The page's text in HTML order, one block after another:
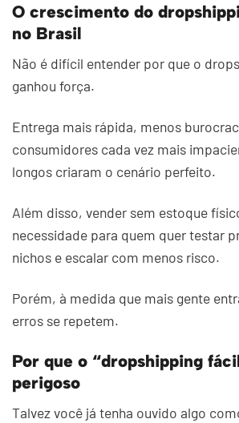
O crescimento do
no Brasil
Não é difícil entender por que o
ganhou força.
Entrega mais rápida, menos
consumidores cada vez mais
longos criaram o cenário perfeito.
Além disso, vender sem estoque
necessidade para quem quer testar
nichos e escalar com menos risco.
Porém, à medida que mais gente
erros se repetem.
Por que o “dropshipping
perigoso
Talvez você já tenha ouvido algo